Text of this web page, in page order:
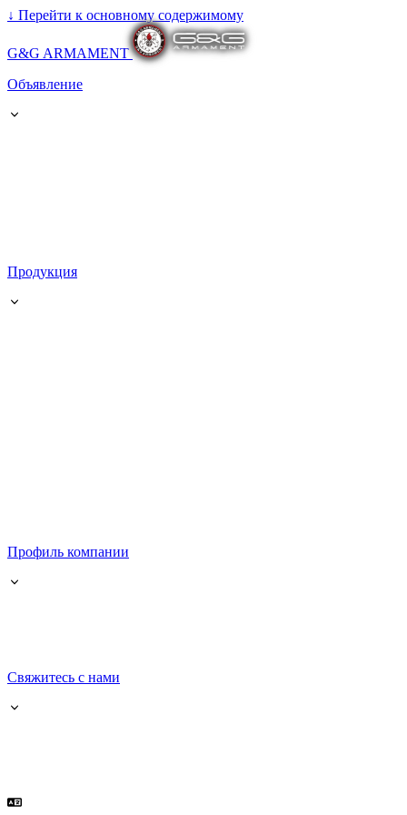
↓ Перейти к основному содержимому
G&G ARMAMENT
Объявление
Продукция
Профиль компании
Свяжитесь с нами